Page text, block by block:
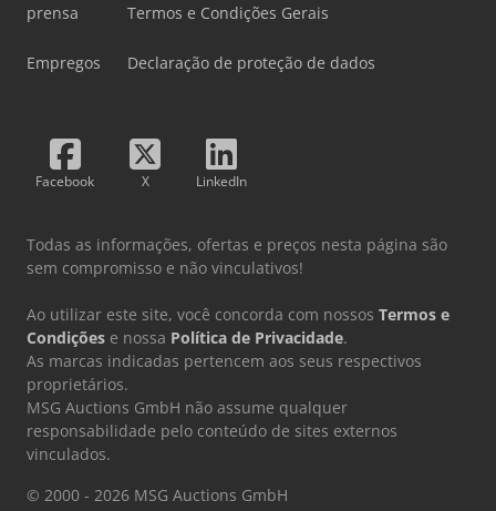
prensa
Empregos
Termos e Condições Gerais
Declaração de proteção de dados
Facebook X LinkedIn
Todas as informações, ofertas e preços nesta página são
sem compromisso e não vinculativos!
Ao utilizar este site, você concorda com nossos Termos e
Condições e nossa Política de Privacidade.
As marcas indicadas pertencem aos seus respectivos
proprietários.
MSG Auctions GmbH não assume qualquer
responsabilidade pelo conteúdo de sites externos
vinculados.
© 2000 - 2026 MSG Auctions GmbH